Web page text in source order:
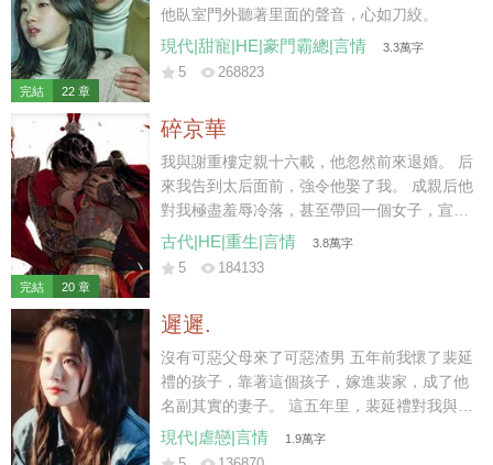
錯，而且…… 每次帶的禮物，都是她並不喜歡
的。 星星的項鏈，月亮的吊墜。 多諷刺，他
心裏的那個人，就叫童星月。 雖然已經和她結
了婚，但他無時無刻都會用各種各種的方式提
婚姻的，我接受你所有的要求，但我不愛你，
甚至，憎惡你。
笑了。 那你就，在這兒等死吧。
完結 22 章
他臥室門外聽著里面的聲音，心如刀絞。
現代|甜寵|HE|豪門霸總|言情 3.3萬字
5 268823
完結 20 章
碎京華
我與謝重樓定親十六載，他忽然前來退婚。 后
來我告到太后面前，強令他娶了我。 成親后他
對我極盡羞辱冷落，甚至帶回一個女子，宣布
要休妻再娶。 那時我陸家已然式微，連太后也
不肯再替我做主。 可我一身烈骨，哪里受得住
前。
古代|HE|重生|言情 3.8萬字
5 184133
遲遲.
沒有可惡父母來了可惡渣男 五年前我懷了裴延
禮的孩子，靠著這個孩子，嫁進裴家，成了他
名副其實的妻子。 這五年里，裴延禮對我與孩
子不聞不問，冷淡至極。 三天前，我與他的孩
子意外遭遇車禍而亡，他與白月光遠赴西利，
現代|虐戀|言情 1.9萬字